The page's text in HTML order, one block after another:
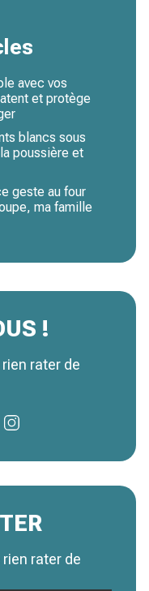
avec vos
et protège
blancs sous
poussière et
geste au four
ma famille
!
rater de
rater de